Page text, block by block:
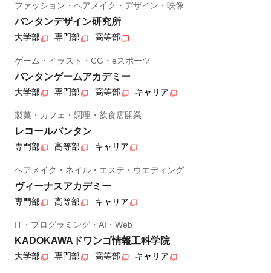
ファッション・ヘアメイク・デザイン・映像
バンタンデザイン研究所
大学部 専門部 高等部
ゲーム・イラスト・CG・eスポーツ
バンタンゲームアカデミー
大学部 専門部 高等部 キャリア
製菓・カフェ・調理・飲食店開業
レコールバンタン
専門部 高等部 キャリア
ヘアメイク・ネイル・エステ・ウエディング
ヴィーナスアカデミー
専門部 高等部 キャリア
IT・プログラミング・AI・Web
KADOKAWAドワンゴ情報工科学院
大学部 専門部 高等部 キャリア